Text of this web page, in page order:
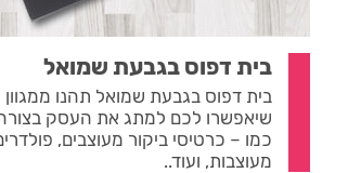
בית דפוס בגבעת שמואל
בית דפוס בגבעת שמואל תהנו ממגוון
שיאפשרו לכם למתג את העסק
כמו – כרטיסי ביקור מעוצבים,
מעוצבות, ועוד..